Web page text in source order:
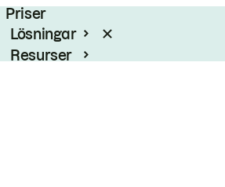
Priser
Lösningar
Resurser